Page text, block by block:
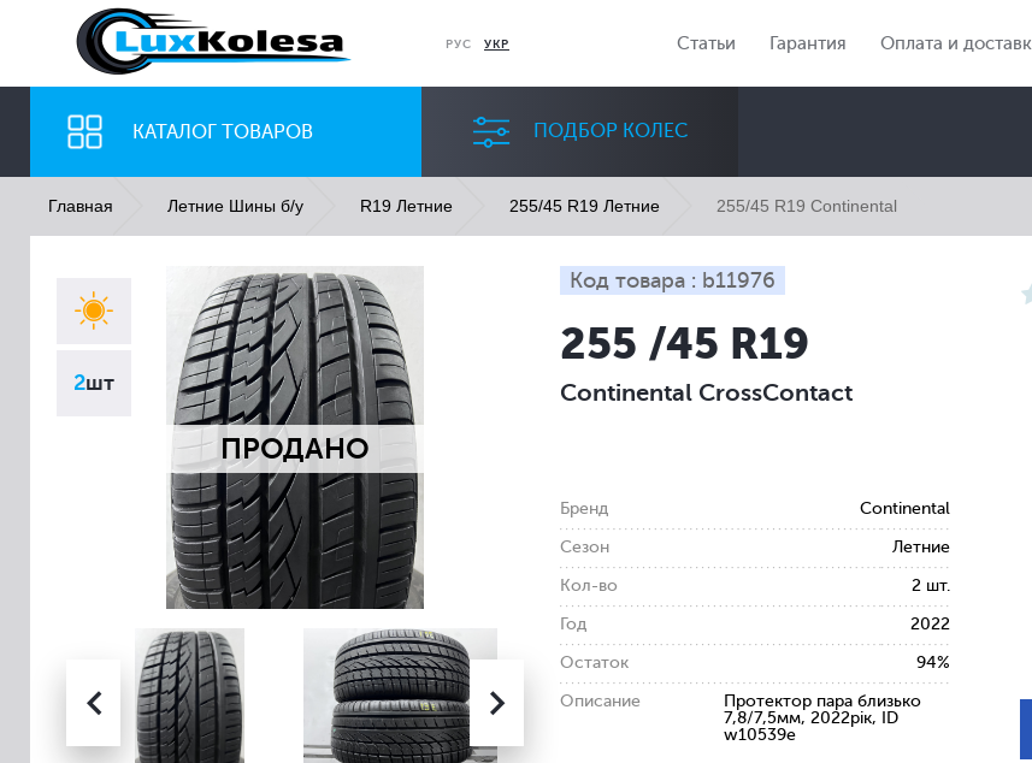
РУС УКР Статьи Гарантия Оплата и
КАТАЛОГ ТОВАРОВ ПОДБОР КОЛЕС
ШИНЫ ДИСКИ
Ширина
Все
Профиль
Все
Диаметр
Все
Сезон
Все
Главная Летние Шины б/у R19 Летние 255/45 R19 Летние 255/45 R19 Continental
ПРОДАНО
2шт
Код товара : b11976
255 /45 R19
Continental CrossContact
Бренд Continental
Сезон Летние
Кол-во 2 шт.
Год 2022
Остаток 94%
Описание
Протектор пара близько
7,8/7,5мм, 2022рік, ID
w10539e